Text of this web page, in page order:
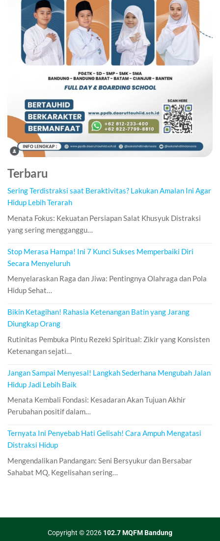
Terbaru
Sering Terdistraksi saat Beraktivitas? Lakukan Amalan Ini Agar
Hidup Lebih Terarah
Menata Fokus: Kekuatan Persiapan Salat Khusyuk Distraksi
yang sering mengganggu…
Stop Merasa Hampa! Ini 7 Kunci Sukses Memperbaiki Diri
Secara Menyeluruh
Menyelaraskan Raga dan Jiwa: Pentingnya Olahraga dan Pola
Hidup Sehat…
Bikin Ketagihan! Rahasia Ketenangan Batin yang Jarang
Diungkap Orang
Rutinitas Pembuka Pintu Rezeki Spiritual: Zikir yang Konsisten
Ketenangan sejati…
Jangan Sampai Menyesal! Langkah Sederhana Mengubah Jalan
Hidup Jadi Lebih Baik
Menata Kembali Fondasi: Kesadaran Akan Tujuan Akhir
Perubahan positif dalam…
Ternyata Ini Penyebab Hati Gelisah! Cara Ampuh Mengatasi
Distraksi Hidup
Mengendalikan Pandangan: Seni Bersyukur dan Bersabar
Sahabat MQ, Kegelisahan sering…
Copyright © 2026 102.7 MQFM Bandung